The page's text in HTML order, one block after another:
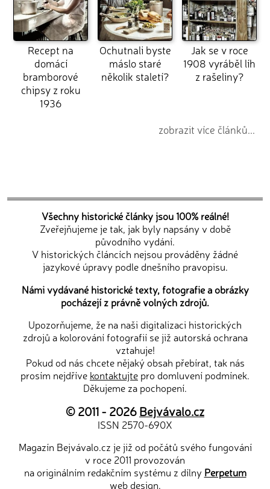
Recept na
domácí
bramborové
chipsy z roku
1936
Ochutnali byste
máslo staré
několik staletí?
Jak se v roce
1908 vyráběl líh
z rašeliny?
zobrazit více článků...
Všechny historické články jsou 100% reálné!
Zveřejňujeme je tak, jak byly napsány v době
původního vydání.
V historických článcích nejsou prováděny žádné
jazykové úpravy podle dnešního pravopisu.
Námi vydávané historické texty, fotografie a obrázky
pocházejí z právně volných zdrojů.
Upozorňujeme, že na naši digitalizaci historických
zdrojů a kolorování fotografií se již autorská ochrana
vztahuje!
Pokud od nás chcete nějaký obsah přebírat, tak nás
prosím nejdříve kontaktujte pro domluvení podmínek.
Děkujeme za pochopení.
© 2011 - 2026Bejvávalo.cz
ISSN 2570-690X
Magazín Bejvávalo.cz je již od počátů svého fungování
v roce 2011 provozován
na originálním redakčním systému z dílny Perpetum
web design.